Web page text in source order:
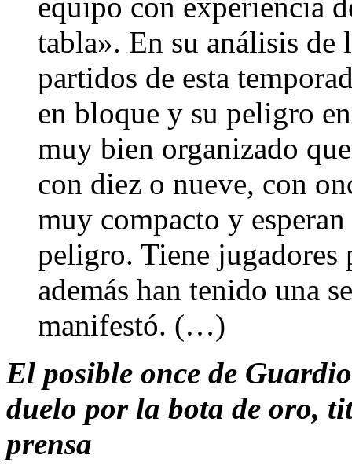
tabla». En su análisis de
partidos de esta
en bloque y su peligro
muy bien organizado
con diez o nueve, con
muy compacto y
peligro. Tiene jugadores
además han tenido una
manifestó. (…)
El posible once de
duelo por la bota de oro,
prensa